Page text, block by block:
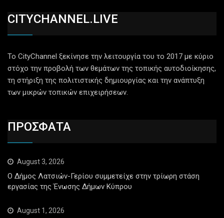
CITYCHANNEL.LIVE
Το CityChannel ξεκίνησε την λειτουργία του το 2017 με κύριο
στόχο την προβολή των θεμάτων της τοπικής αυτοδιοίκησης,
τη στήριξη της πολιτιστικής δημιουργίας και την ανάπτυξη
των μικρών τοπικών επιχειρήσεων.
ΠΡΟΣΦΑΤΑ
August 3, 2026
Ο Δήμος Λατσιών-Γερίου συμμετείχε στην τρίωρη στάση
εργασίας της Ένωσης Δήμων Κύπρου
August 1, 2026